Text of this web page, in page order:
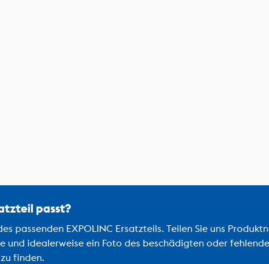
passt?
passenden EXPOLINC Ersatzteils. Teilen Sie uns
idealerweise ein Foto des beschädigten oder
finden.